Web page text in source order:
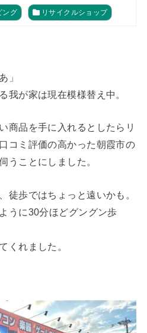
ング リサイクルショップ
」
我が家は現在模様替え中。
商品を手に入れるとしたらリ
コミ評価の高かった朝霞市の
うことにしました。
徒歩ではちょっと遠いかも。
うに30分ほどグングン歩
くれました。